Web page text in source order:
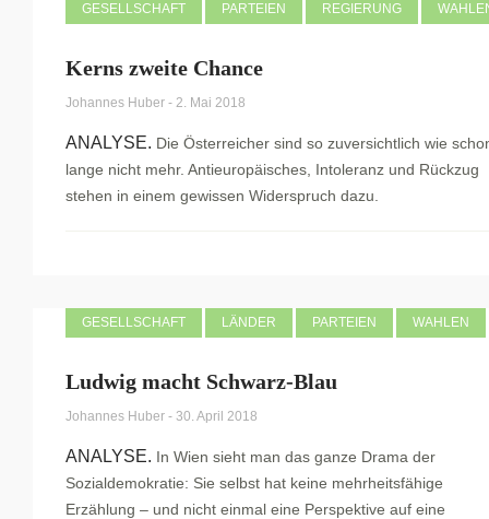
GESELLSCHAFT PARTEIEN REGIERUNG
Kerns zweite Chance
Johannes Huber - 2. Mai 2018
ANALYSE. Die Österreicher sind so zuversichtlich wie
lange nicht mehr. Antieuropäisches, Intoleranz und Rückzug
stehen in einem gewissen Widerspruch dazu.
GESELLSCHAFT LÄNDER PARTEIEN WAHLEN
Ludwig macht Schwarz-Blau
Johannes Huber - 30. April 2018
ANALYSE. In Wien sieht man das ganze Drama der
Sozialdemokratie: Sie selbst hat keine mehrheitsfähige
Erzählung – und nicht einmal eine Perspektive auf eine